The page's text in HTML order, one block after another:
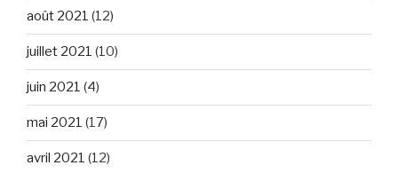
août 2021 (12)
juillet 2021 (10)
juin 2021 (4)
mai 2021 (17)
avril 2021 (12)